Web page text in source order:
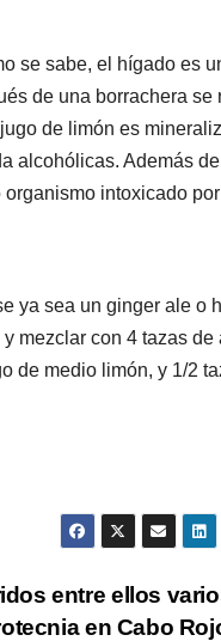
se sabe, el hígado es
de una borrachera se
de limón es
alcohólicas. Además
intoxicado
ya sea un ginger ale o
mezclar con 4 tazas de
de medio limón, y 1/2
entre ellos
en Cabo